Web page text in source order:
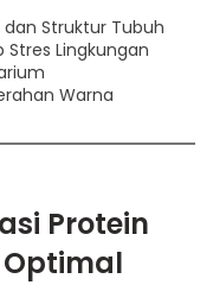
Struktur Tubuh
Stres Lingkungan
Warna
Protein